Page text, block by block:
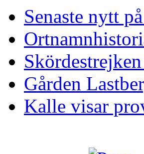
Senaste nytt
Gården
Kalle visar